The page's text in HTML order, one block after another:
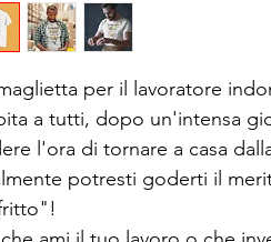
per il lavoratore
a tutti, dopo un'intensa
l'ora di tornare a casa
potresti goderti il